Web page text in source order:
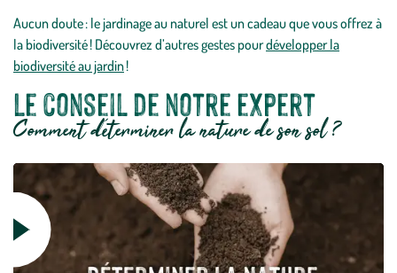
Aucun doute : le jardinage au naturel est un cadeau que vous offrez à
la biodiversité ! Découvrez d’autres gestes pourdévelopper la
biodiversité au jardin!
Le conseil de notre expert
Comment déterminer la nature de son sol ?
Lire
la